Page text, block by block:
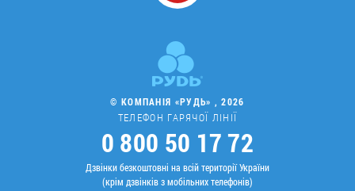
© КОМПАНІЯ «РУДЬ» , 2026
ТЕЛЕФОН ГАРЯЧОЇ ЛІНІЇ
0 800 50 17 72
Дзвінки безкоштовні на всій території України
(крім дзвінків з мобільних телефонів)